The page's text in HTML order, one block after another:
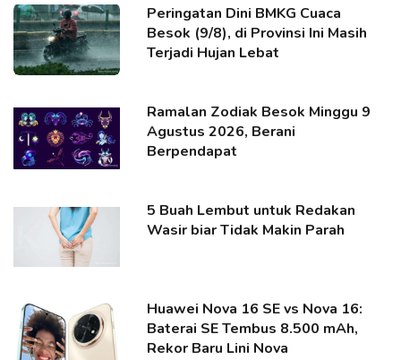
Peringatan Dini BMKG Cuaca
Besok (9/8), di Provinsi Ini Masih
Terjadi Hujan Lebat
Ramalan Zodiak Besok Minggu 9
Agustus 2026, Berani
Berpendapat
5 Buah Lembut untuk Redakan
Wasir biar Tidak Makin Parah
Huawei Nova 16 SE vs Nova 16:
Baterai SE Tembus 8.500 mAh,
Rekor Baru Lini Nova